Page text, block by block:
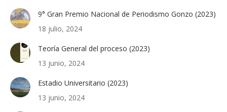
9° Gran Premio Nacional de Periodismo Gonzo (2023)
18 julio, 2024
Teoría General del proceso (2023)
13 junio, 2024
Estadio Universitario (2023)
13 junio, 2024